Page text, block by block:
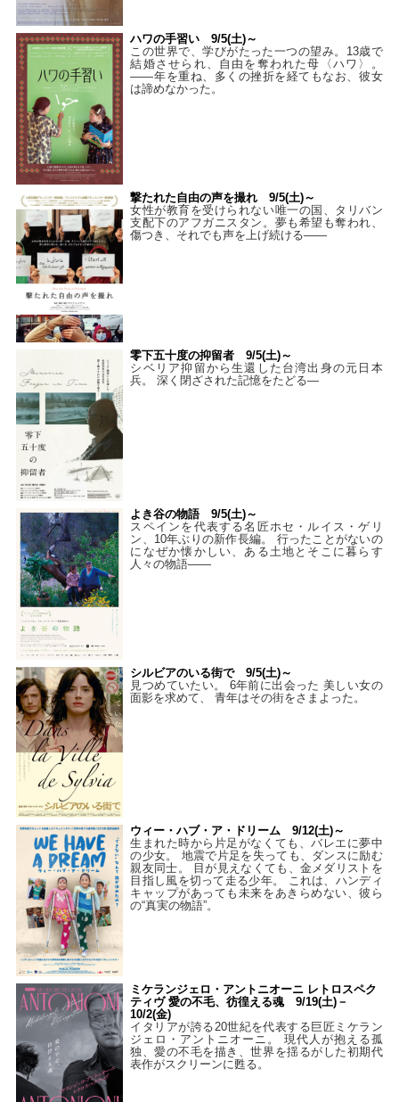
ハワの手習い 9/5(土)～
この世界で、学びがたった一つの望み。13歳で
結婚させられ、自由を奪われた母〈ハワ〉。
——年を重ね、多くの挫折を経てもなお、彼女
は諦めなかった。
撃たれた自由の声を撮れ 9/5(土)～
女性が教育を受けられない唯一の国、タリバン
支配下のアフガニスタン。夢も希望も奪われ、
傷つき、それでも声を上げ続ける——
零下五十度の抑留者 9/5(土)～
シベリア抑留から生還した台湾出身の元日本
兵。 深く閉ざされた記憶をたどる—
よき谷の物語 9/5(土)～
スペインを代表する名匠ホセ・ルイス・ゲリ
ン、10年ぶりの新作長編。 行ったことがないの
になぜか懐かしい、ある土地とそこに暮らす
人々の物語――
シルビアのいる街で 9/5(土)～
見つめていたい。 6年前に出会った 美しい女の
面影を求めて、 青年はその街をさまよった。
ウィー・ハブ・ア・ドリーム 9/12(土)～
生まれた時から片足がなくても、バレエに夢中
の少女。 地震で片足を失っても、ダンスに励む
親友同士。 目が見えなくても、金メダリストを
目指し風を切って走る少年。 これは、ハンディ
キャップがあっても未来をあきらめない、彼ら
の“真実の物語”。
ミケランジェロ・アントニオーニ レトロスペク
ティヴ 愛の不毛、彷徨える魂 9/19(土)－
10/2(金)
イタリアが誇る20世紀を代表する巨匠ミケラン
ジェロ・アントニオーニ。 現代人が抱える孤
独、愛の不毛を描き、世界を揺るがした初期代
表作がスクリーンに甦る。